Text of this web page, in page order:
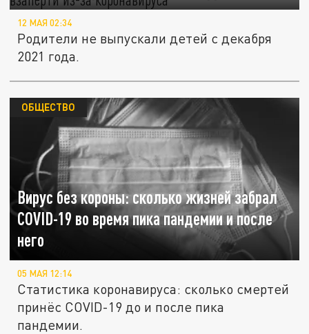
12 МАЯ 02:34
Родители не выпускали детей с декабря
2021 года.
Вирус без короны: сколько жизней забрал
COVID-19 во время пика пандемии и после
него
ОБЩЕСТВО
05 МАЯ 12:14
Статистика коронавируса: сколько смертей
принёс COVID-19 до и после пика
пандемии.